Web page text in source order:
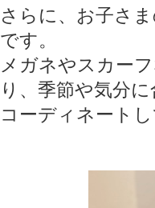
さらに、お子さ
です。
メガネやスカー
り、季節や気分
コーディネート